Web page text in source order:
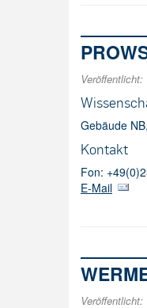
Veröffentlicht:
Gebäude
Kontakt
Fon:
E-Mail
Veröffentlicht: